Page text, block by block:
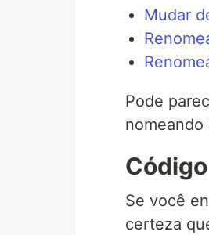
Mudar
Pode
Se você
certeza